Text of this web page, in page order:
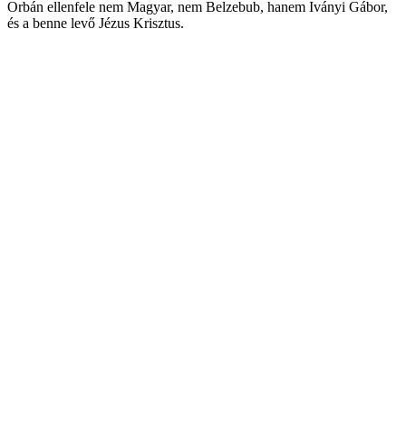
Orbán ellenfele nem Magyar, nem Belzebub, hanem Iványi Gábor,
és a benne levő Jézus Krisztus.